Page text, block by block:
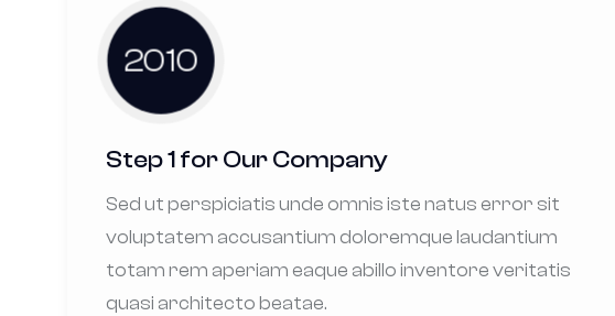
2010
Step 1 for Our Company
Sed ut perspiciatis unde omnis iste natus error sit
voluptatem accusantium doloremque laudantium
totam rem aperiam eaque abillo inventore veritatis
quasi architecto beatae.